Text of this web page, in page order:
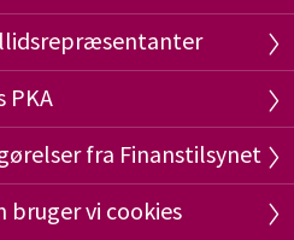
PKA
fra Finanstilsynet
bruger vi cookies